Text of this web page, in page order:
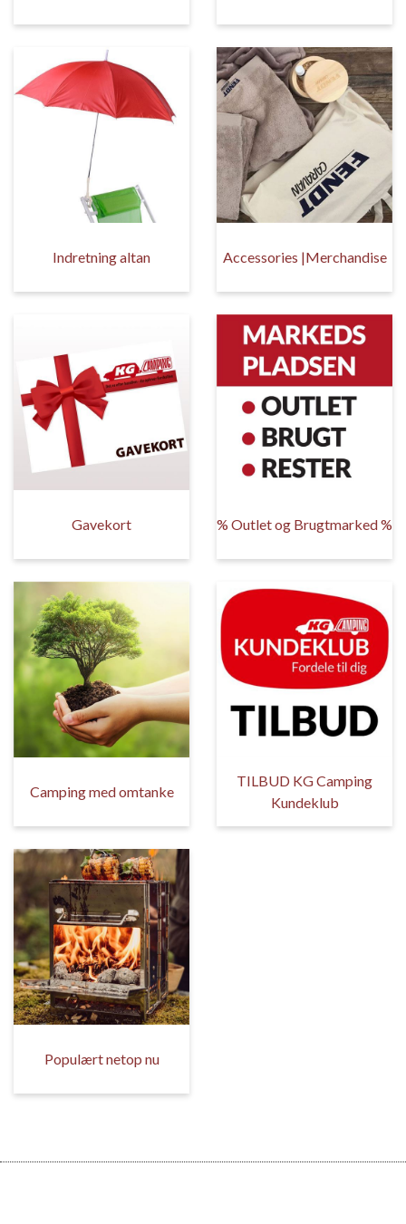
Indretning altan Accessories |Merchandise
Gavekort % Outlet og Brugtmarked %
Camping med omtanke
TILBUD KG Camping
Kundeklub
Populært netop nu